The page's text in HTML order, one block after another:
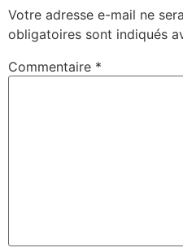
Votre adresse e-mail ne
obligatoires sont indiqués
Commentaire *